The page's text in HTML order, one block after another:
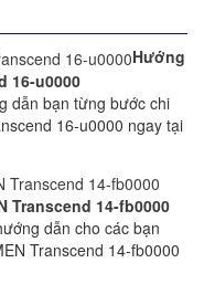
Hướng
16-u0000
dẫn bạn từng bước chi
16-u0000 ngay tại
Transcend 14-fb0000
dẫn cho các bạn
Transcend 14-fb0000